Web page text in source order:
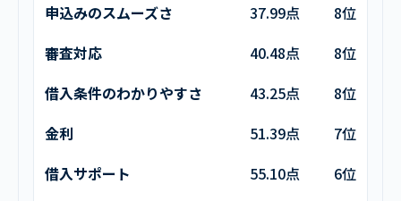
申込みのスムーズさ
37.99点
8位
審査対応
40.48点
8位
借入条件のわかりやすさ
43.25点
8位
金利
51.39点
7位
借入サポート
55.10点
6位